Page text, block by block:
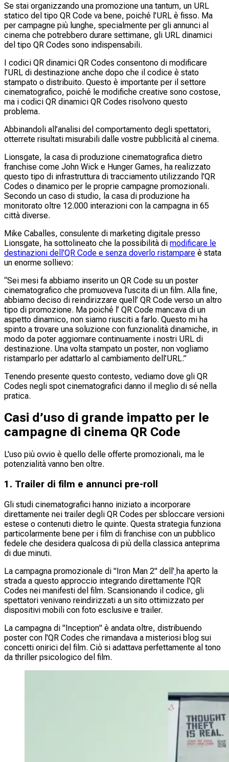
Se stai organizzando una promozione una tantum, un URL
statico del tipo QR Code va bene, poiché l’URL è fisso. Ma
per campagne più lunghe, specialmente per gli annunci al
cinema che potrebbero durare settimane, gli URL dinamici
del tipo QR Codes sono indispensabili.
I codici QR dinamici QR Codes consentono di modificare
l’URL di destinazione anche dopo che il codice è stato
stampato o distribuito. Questo è importante per il settore
cinematografico, poiché le modifiche creative sono costose,
ma i codici QR dinamici QR Codes risolvono questo
problema.
Abbinandoli all’analisi del comportamento degli spettatori,
otterrete risultati misurabili dalle vostre pubblicità al cinema.
Lionsgate, la casa di produzione cinematografica dietro
franchise come John Wick e Hunger Games, ha realizzato
questo tipo di infrastruttura di tracciamento utilizzando l'QR
Codes o dinamico per le proprie campagne promozionali.
Secondo un caso di studio, la casa di produzione ha
monitorato oltre 12.000 interazioni con la campagna in 65
città diverse.
Mike Caballes, consulente di marketing digitale presso
Lionsgate, ha sottolineato che la possibilità di modificare le
destinazioni dell'QR Code e senza doverlo ristampare è stata
un enorme sollievo:
“Sei mesi fa abbiamo inserito un QR Code su un poster
cinematografico che promuoveva l’uscita di un film. Alla fine,
abbiamo deciso di reindirizzare quell’ QR Code verso un altro
tipo di promozione. Ma poiché l’ QR Code mancava di un
aspetto dinamico, non siamo riusciti a farlo. Questo mi ha
spinto a trovare una soluzione con funzionalità dinamiche, in
modo da poter aggiornare continuamente i nostri URL di
destinazione. Una volta stampato un poster, non vogliamo
ristamparlo per adattarlo al cambiamento dell’URL.”
Tenendo presente questo contesto, vediamo dove gli QR
Codes negli spot cinematografici danno il meglio di sé nella
pratica.
Casi d’uso di grande impatto per le
campagne di cinema QR Code
L'uso più ovvio è quello delle offerte promozionali, ma le
potenzialità vanno ben oltre.
1. Trailer di film e annunci pre-roll
Gli studi cinematografici hanno iniziato a incorporare
direttamente nei trailer degli QR Codes per sbloccare versioni
estese o contenuti dietro le quinte. Questa strategia funziona
particolarmente bene per i film di franchise con un pubblico
fedele che desidera qualcosa di più della classica anteprima
di due minuti.
La campagna promozionale di "Iron Man 2" dell' ha aperto la
strada a questo approccio integrando direttamente l'QR
Codes nei manifesti del film. Scansionando il codice, gli
spettatori venivano reindirizzati a un sito ottimizzato per
dispositivi mobili con foto esclusive e trailer.
La campagna di "Inception" è andata oltre, distribuendo
poster con l'QR Codes che rimandava a misteriosi blog sui
concetti onirici del film. Ciò si adattava perfettamente al tono
da thriller psicologico del film.